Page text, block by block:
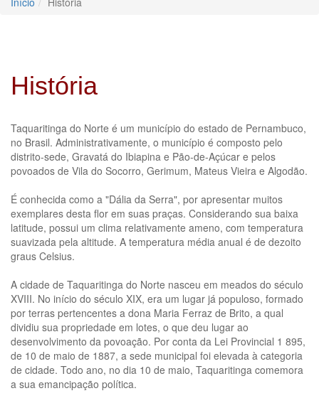
História
Taquaritinga do Norte é um município do estado de Pernambuco,
no Brasil. Administrativamente, o município é composto pelo
distrito-sede, Gravatá do Ibiapina e Pão-de-Açúcar e pelos
povoados de Vila do Socorro, Gerimum, Mateus Vieira e Algodão.
É conhecida como a "Dália da Serra", por apresentar muitos
exemplares desta flor em suas praças. Considerando sua baixa
latitude, possui um clima relativamente ameno, com temperatura
suavizada pela altitude. A temperatura média anual é de dezoito
graus Celsius.
A cidade de Taquaritinga do Norte nasceu em meados do século
XVIII. No início do século XIX, era um lugar já populoso, formado
por terras pertencentes a dona Maria Ferraz de Brito, a qual
dividiu sua propriedade em lotes, o que deu lugar ao
desenvolvimento da povoação. Por conta da Lei Provincial 1 895,
de 10 de maio de 1887, a sede municipal foi elevada à categoria
de cidade. Todo ano, no dia 10 de maio, Taquaritinga comemora
a sua emancipação política.